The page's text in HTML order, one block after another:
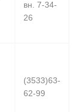
вн. 7-34-
26
(3533)63-
62-99